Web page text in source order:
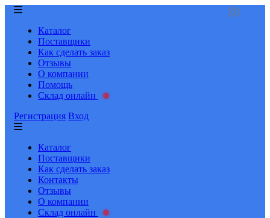
Каталог
Поставщики
Как сделать заказ
Отзывы
О компании
Помощь
Склад онлайн
Регистрация Вход
Каталог
Поставщики
Как сделать заказ
Контакты
Отзывы
О компании
Склад онлайн